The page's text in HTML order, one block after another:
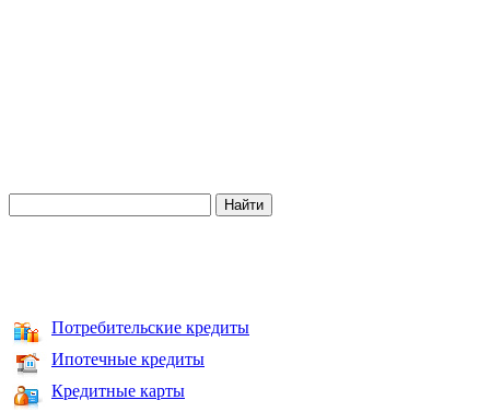
Потребительские кредиты
Ипотечные кредиты
Кредитные карты